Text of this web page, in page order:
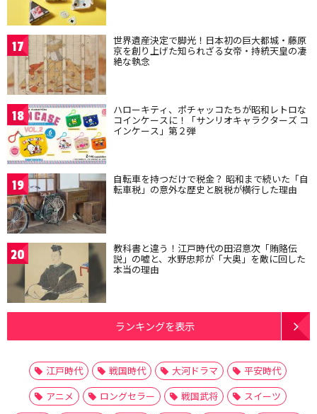
17 世界遺産決定で脚光！日本初の巨大都城・藤原
京を創り上げた知られざる女帝・持統天皇の凄
絶な執念
18 ハローキティ、ポチャッコたちが昭和レトロな
コインケースに！「サンリオキャラクターズ コ
インケース」第２弾
19 自転車を持つだけで税金？ 昭和まで続いた「自
転車税」の意外な歴史と脱税が横行した理由
20 教科書と違う！江戸時代の田沼意次「賄賂伝
説」の嘘と、水野忠邦が「大奥」を敵に回した
本当の理由
ランキングを表示
江戸時代 戦国時代 大河ドラマ
平安時代
アニメ
ロングセラー 戦国武将
スイーツ